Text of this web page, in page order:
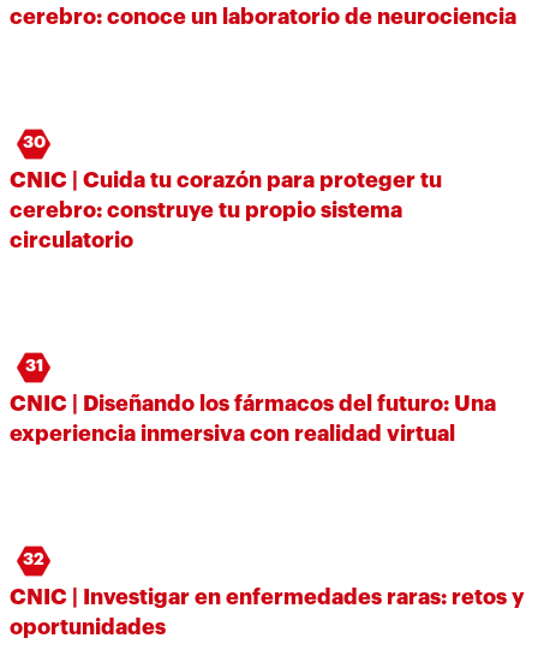
cerebro: conoce un laboratorio de neurociencia
30
CNIC | Cuida tu corazón para proteger tu
cerebro: construye tu propio sistema
circulatorio
31
CNIC | Diseñando los fármacos del futuro: Una
experiencia inmersiva con realidad virtual
32
CNIC | Investigar en enfermedades raras: retos y
oportunidades